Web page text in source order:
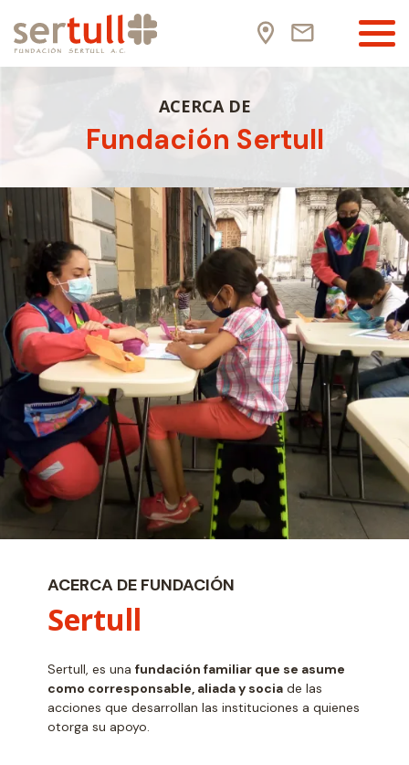
ACERCA DE
Fundación Sertull
ACERCA DE FUNDACIÓN
Sertull
Sertull, es unafundación familiar que se asume
como corresponsable, aliada y socia de las
acciones que desarrollan las instituciones a quienes
otorga su apoyo.